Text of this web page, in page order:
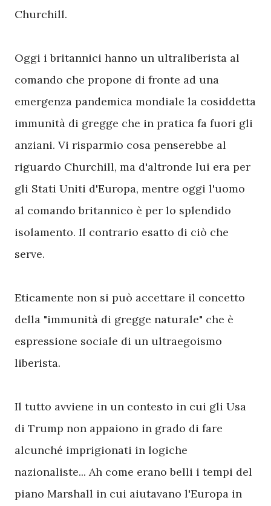
Churchill.
Oggi i britannici hanno un ultraliberista al
comando che propone di fronte ad una
emergenza pandemica mondiale la cosiddetta
immunità di gregge che in pratica fa fuori gli
anziani. Vi risparmio cosa penserebbe al
riguardo Churchill, ma d'altronde lui era per
gli Stati Uniti d'Europa, mentre oggi l'uomo
al comando britannico è per lo splendido
isolamento. Il contrario esatto di ciò che
serve.
Eticamente non si può accettare il concetto
della "immunità di gregge naturale" che è
espressione sociale di un ultraegoismo
liberista.
Il tutto avviene in un contesto in cui gli Usa
di Trump non appaiono in grado di fare
alcunché imprigionati in logiche
nazionaliste... Ah come erano belli i tempi del
piano Marshall in cui aiutavano l'Europa in